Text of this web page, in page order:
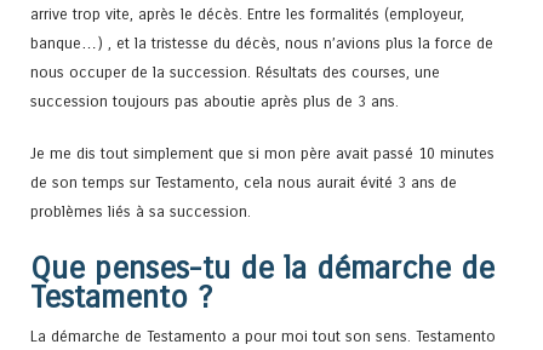
arrive trop vite, après le décès. Entre les formalités (employeur,
banque…) , et la tristesse du décès, nous n’avions plus la force de
nous occuper de la succession. Résultats des courses, une
succession toujours pas aboutie après plus de 3 ans.
Je me dis tout simplement que si mon père avait passé 10 minutes
de son temps sur Testamento, cela nous aurait évité 3 ans de
problèmes liés à sa succession.
Que penses-tu de la démarche de
Testamento ?
La démarche de Testamento a pour moi tout son sens. Testamento